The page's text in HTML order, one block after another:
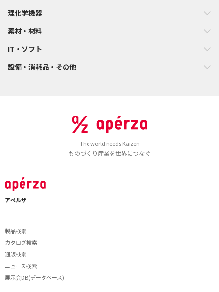
理化学機器
素材・材料
IT・ソフト
設備・消耗品・その他
The world needs Kaizen
ものづくり産業を世界につなぐ
アペルザ
製品検索
カタログ検索
通販検索
ニュース検索
展示会DB(データベース)